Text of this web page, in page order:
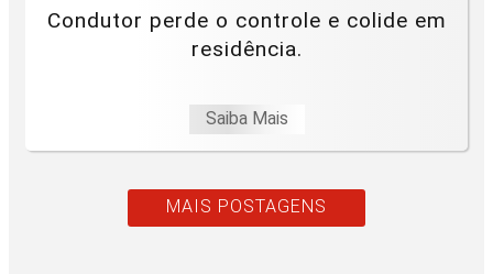
Condutor perde o controle e colide em
residência.
Saiba Mais
MAIS POSTAGENS